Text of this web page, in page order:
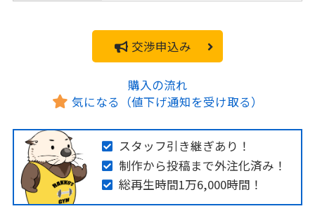
交渉申込み
購入の流れ
気になる（値下げ通知を受け取る）
スタッフ引き継ぎあり！
制作から投稿まで外注化済み！
総再生時間1万6,000時間！